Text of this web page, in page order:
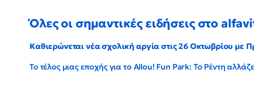
Όλες οι σημαντικές ειδήσεις στο
Καθιερώνεται νέα σχολική αργία στις 26 Οκτωβρίου με
Το τέλος μιας εποχής για το Allou! Fun Park: Το Ρέντη